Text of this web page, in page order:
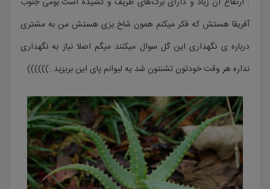
آفریقا هستش که فکر میکنم همون شاخ بزی هستش من به مشتری
درباره ی نگهداری این گل سوال میکنند میگم اصلا نیاز به نگهداری
نداره هر وقت خودتون تشنتون شد یه لیوانم پای این بریزید.:))))))